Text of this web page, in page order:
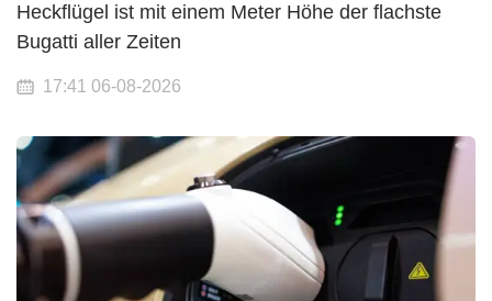
Heckflügel ist mit einem Meter Höhe der flachste
Bugatti aller Zeiten
17:41 06-08-2026